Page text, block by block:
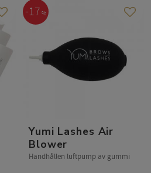
Add to favorites
Yumi Lashes Air
Blower
Handhållen luftpump av gummi
17 % Add